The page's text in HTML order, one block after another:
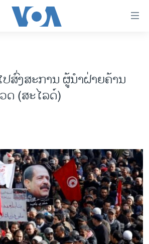
ທີບໍດີ ສະຫະລັດ 2024
ຂ່າວ
ຈີ
ສົ່ງສະການ ຜູ້ນໍາຝ່າຍຄ້ານ
ດ (ສະໄລດ໌)